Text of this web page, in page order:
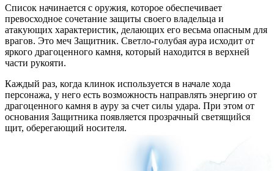
Список начинается с оружия, которое обеспечивает
превосходное сочетание защиты своего владельца и
атакующих характеристик, делающих его весьма опасным для
врагов. Это меч Защитник. Светло-голубая аура исходит от
яркого драгоценного камня, который находится в верхней
части рукояти.
Каждый раз, когда клинок используется в начале хода
персонажа, у него есть возможность направлять энергию от
драгоценного камня в ауру за счет силы удара. При этом от
основания Защитника появляется прозрачный светящийся
щит, оберегающий носителя.